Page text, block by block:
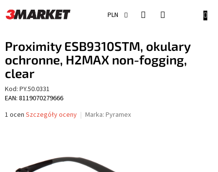
do
treści
PLN
Proximity ESB9310STM, okulary
ochronne, H2MAX non-fogging,
clear
Kod: PY.50.0331
EAN: 8119070279666
Średnia
1 ocen Szczegóły oceny Marka: Pyramex